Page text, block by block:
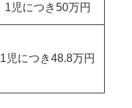
1児につき50万円
1児につき48.8万円